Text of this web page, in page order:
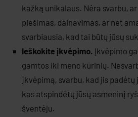
kažką unikalaus. Nėra svarbu,
piešimas, dainavimas, ar net
svarbiausia, kad tai būtų jūsų
Ieškokite įkvėpimo. Įkvėpimo
gamtos iki meno kūrinių.
įkvėpimą, svarbu, kad jis
kas atspindėtų jūsų asmeninį
šventėju.